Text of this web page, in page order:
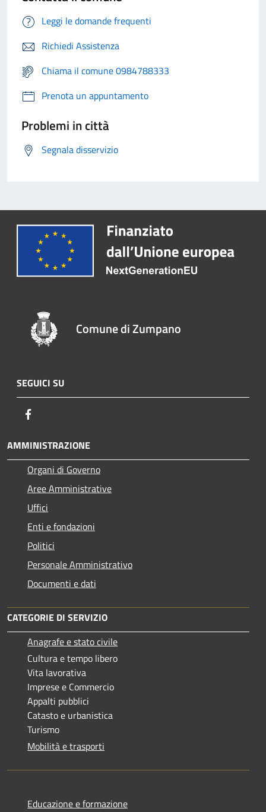
Leggi le domande frequenti
Richiedi Assistenza
Chiama il comune 0984788333
Prenota un appuntamento
Problemi in città
Segnala disservizio
Comune di Zumpano
SEGUICI SU
AMMINISTRAZIONE
Organi di Governo
Aree Amministrative
Uffici
Enti e fondazioni
Politici
Personale Amministrativo
Documenti e dati
CATEGORIE DI SERVIZIO
Anagrafe e stato civile
Cultura e tempo libero
Vita lavorativa
Imprese e Commercio
Appalti pubblici
Catasto e urbanistica
Turismo
Mobilità e trasporti
Educazione e formazione